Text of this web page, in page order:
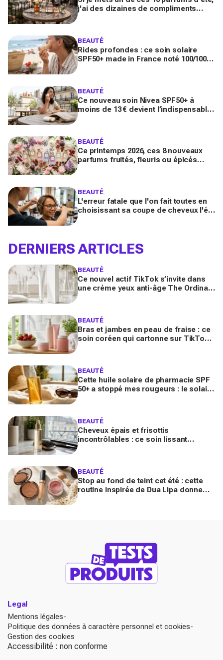
j'ai des dizaines de compliments
BEAUTÉ
Rides profondes : ce soin solaire
SPF50+ made in France noté 100/100
BEAUTÉ
Ce nouveau soin Nivea SPF50+ à
moins de 13 € devient l’indispensable
BEAUTÉ
Ce printemps 2026, ces 8 nouveaux
parfums fruités, fleuris ou épicés
BEAUTÉ
L'erreur fatale que l'on fait toutes en
choisissant sa coupe de cheveux l'été
DERNIERS ARTICLES
BEAUTÉ
Ce nouvel actif TikTok s’invite dans
une crème yeux anti-âge The Ordinary
BEAUTÉ
Bras et jambes en peau de fraise : ce
soin coréen qui cartonne sur TikTok
BEAUTÉ
Cette huile solaire de pharmacie SPF
50+ a stoppé mes rougeurs : le solaire
BEAUTÉ
Cheveux épais et frisottis
incontrôlables : ce soin lissant
BEAUTÉ
Stop au fond de teint cet été : cette
routine inspirée de Dua Lipa donne
Legal
Mentions légales
Politique des données à caractère personnel et cookies
Gestion des cookies
Accessibilité : non conforme